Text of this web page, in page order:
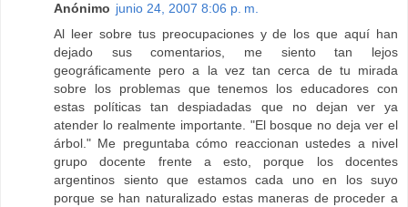
Anónimo junio 24, 2007 8:06 p. m.
Al leer sobre tus preocupaciones y de los que aquí han
dejado sus comentarios, me siento tan lejos
geográficamente pero a la vez tan cerca de tu mirada
sobre los problemas que tenemos los educadores con
estas políticas tan despiadadas que no dejan ver ya
atender lo realmente importante. "El bosque no deja ver el
árbol." Me preguntaba cómo reaccionan ustedes a nivel
grupo docente frente a esto, porque los docentes
argentinos siento que estamos cada uno en los suyo
porque se han naturalizado estas maneras de proceder a